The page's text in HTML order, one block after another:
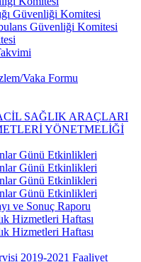
Güvenliği Komitesi
Güvenliği Komitesi
Vaka Formu
SAĞLIK ARAÇLARI
YÖNETMELİĞİ
Günü Etkinlikleri
Günü Etkinlikleri
Günü Etkinlikleri
Günü Etkinlikleri
ve Sonuç Raporu
Hizmetleri Haftası
Hizmetleri Haftası
2019-2021 Faaliyet